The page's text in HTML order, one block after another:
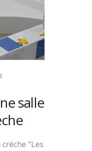
salle
“Les